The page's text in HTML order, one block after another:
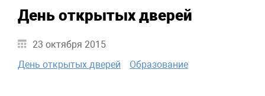
День открытых дверей
23 октября 2015
День открытых дверей
Образование